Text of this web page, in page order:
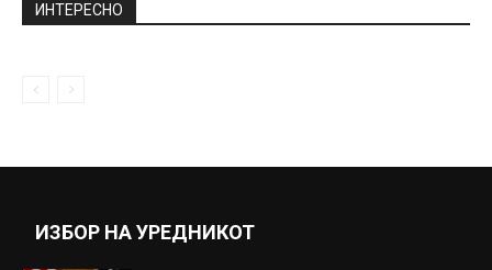
ИНТЕРЕСНО
ИЗБОР НА УРЕДНИКОТ